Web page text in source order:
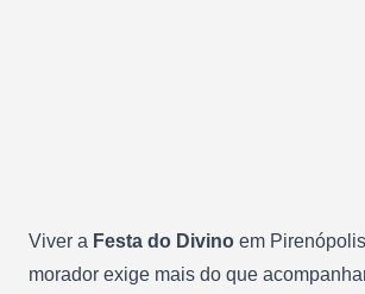
Viver a Festa do Divino em
morador exige mais do que